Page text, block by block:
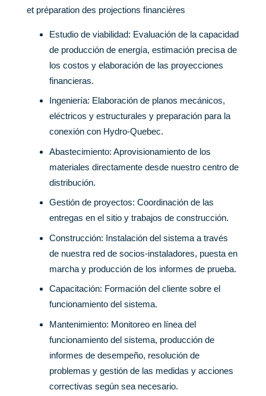
et préparation des projections financières
Estudio de viabilidad: Evaluación de la capacidad
de producción de energía, estimación precisa de
los costos y elaboración de las proyecciones
financieras.
Ingeniería: Elaboración de planos mecánicos,
eléctricos y estructurales y preparación para la
conexión con Hydro-Quebec.
Abastecimiento: Aprovisionamiento de los
materiales directamente desde nuestro centro de
distribución.
Gestión de proyectos: Coordinación de las
entregas en el sitio y trabajos de construcción.
Construcción: Instalación del sistema a través
de nuestra red de socios-instaladores, puesta en
marcha y producción de los informes de prueba.
Capacitación: Formación del cliente sobre el
funcionamiento del sistema.
Mantenimiento: Monitoreo en línea del
funcionamiento del sistema, producción de
informes de desempeño, resolución de
problemas y gestión de las medidas y acciones
correctivas según sea necesario.